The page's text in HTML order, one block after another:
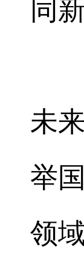
同
习
未
举
领